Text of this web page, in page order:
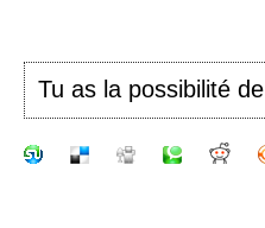
Tu as la possibilité